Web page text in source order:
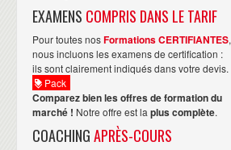
EXAMENS COMPRIS DANS LE TARIF
Pour toutes nosFormations CERTIFIANTES,
nous incluons les examens de certification :
ils sont clairement indiqués dans votre devis.
Pack
Comparez bien les offres de formation du
marché ! Notre offre est la plus complète.
COACHINGAPRÈS-COURS